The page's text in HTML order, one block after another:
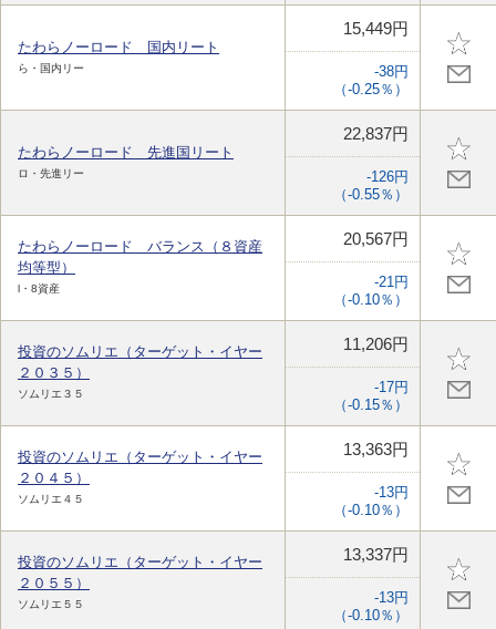
たわらノーロード 国内リート
ら・国内リー
15,449円
-38円
（-0.25％）
たわらノーロード 先進国リート
ロ・先進リー
22,837円
-126円
（-0.55％）
たわらノーロード バランス（８資産
均等型）
l・8資産
20,567円
-21円
（-0.10％）
投資のソムリエ（ターゲット・イヤー
２０３５）
ソムリエ３５
11,206円
-17円
（-0.15％）
投資のソムリエ（ターゲット・イヤー
２０４５）
ソムリエ４５
13,363円
-13円
（-0.10％）
投資のソムリエ（ターゲット・イヤー
２０５５）
ソムリエ５５
13,337円
-13円
（-0.10％）